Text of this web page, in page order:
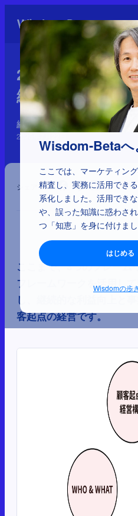
Wisdom-Betaへ
ここでは、マーケティン
精査し、実務に活用でき
系化しました。活用でき
や、誤った知識に惑わさ
つ「知恵」を身に付けまし
はじめる
Wisdomの歩
2-3-15：3つの
継続性のある利
経営とマーケティングの理解
2025年7月22日
シェア
ここまで、3つのフレーム
フレームワークを活用し
し、継続的な利益向上と
客起点の経営です。